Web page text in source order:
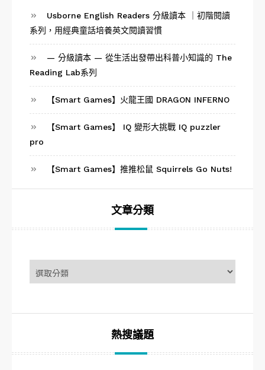
Usborne English Readers 分級讀本 ｜初階閱讀
系列，用經典童話培養英文閱讀習慣
— 分級讀本 — 從生活出發帶出科普小知識的 The
Reading Lab系列
【Smart Games】火龍王國 DRAGON INFERNO
【Smart Games】 IQ 變形大挑戰 IQ puzzler
pro
【Smart Games】推推松鼠 Squirrels Go Nuts!
文章分類
章
分
熱搜議題